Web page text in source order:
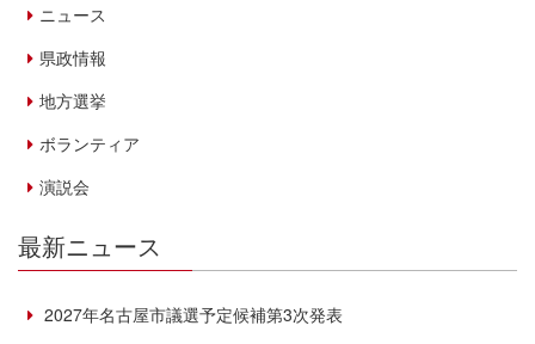
ニュース
県政情報
地方選挙
ボランティア
演説会
最新ニュース
2027年名古屋市議選予定候補第3次発表